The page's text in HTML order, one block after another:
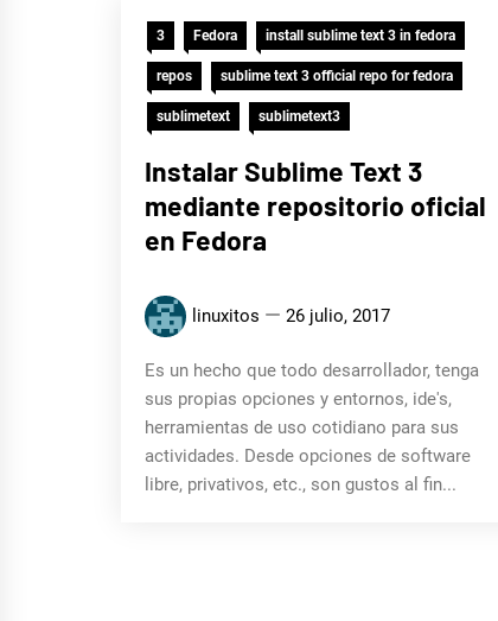
3 Fedora install sublime text 3 in fedora
repos sublime text 3 official repo for fedora
sublimetext sublimetext3
Instalar Sublime Text 3
mediante repositorio oficial
en Fedora
linuxitos 26 julio, 2017
Es un hecho que todo desarrollador, tenga
sus propias opciones y entornos, ide's,
herramientas de uso cotidiano para sus
actividades. Desde opciones de software
libre, privativos, etc., son gustos al fin...